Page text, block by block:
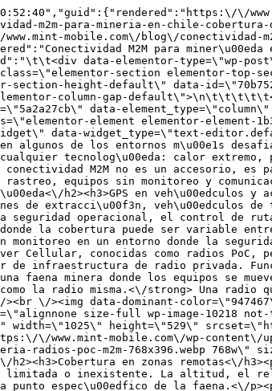
mobile.com\/wp-content\/uploads\/2026\/06\/mineria-radios-poc-m2m.webp 1025w, https:\/\/www.mint-mobile.com\/wp-content\/uploads\/2026\/06\/mineria-radios-poc-m2m-300x155.webp 300w, https:\/\/www.mint-mobile.com\/wp-content\/uploads\/2026\/06\/mineria-radios-poc-m2m-768x396.webp 768w\" sizes=\"(max-width: 1025px) 100vw, 1025px\" \/><\/p><h2>Los tres dolores de conectividad m\u00e1s frecuentes en miner\u00eda<\/h2><h3>Cobertura en zonas remotas<\/h3><p>Las faenas mineras del norte de Chile se ubican frecuentemente en zonas donde la cobertura de un solo operador es limitada o inexistente. La altitud, el relieve y la distancia de los centros urbanos hacen que distintos operadores tengan distintos niveles de cobertura en cada punto espec\u00edfico de la faena.<\/p><p>Una SIM atada a un solo operador queda expuesta a esos huecos de cobertura. <strong>Si el operador con el que trabaja no tiene se\u00f1al en esa zona, el dispositivo pierde conectividad aunque haya otra red disponible a pocos metros.<\/strong><\/p><h3>Resistencia f\u00edsica en entornos extremos<\/h3><p>Las condiciones de una faena minera son exigentes para cualquier componente electr\u00f3nico. El calor extremo del desierto, las vibraciones de la maquinaria pesada y la exposici\u00f3n al polvo pueden afectar la vida \u00fatil de una SIM convencional.<\/p><p>Hay casos donde SIMs de uso masivo instaladas en equipos que generan mucho calor, como maquinaria pesada o veh\u00edculos de extracci\u00f3n, se deterioran prematuramente por no estar dise\u00f1adas para soportar esas temperaturas. <strong>Una SIM de uso masivo no es lo mismo que una SIM con resistencia industrial.<\/strong><\/p><h3>Gesti\u00f3n de un parque distribuido<\/h3><p>Una operaci\u00f3n minera puede tener decenas o cientos de dispositivos distribuidos en distintos puntos de la faena. Gestionar ese parque de SIMs, activar nuevos dispositivos, diagnosticar fallas de conectividad y controlar el consumo, sin una plataforma de autogesti\u00f3n, se convierte en un proceso lento y dependiente del proveedor.<\/p><h2>C\u00f3mo lo resuelve Mint Mobile para miner\u00eda<\/h2><h3>SIMs multioperador sin steering para cobertura en zonas remotas<\/h3><p>Las SIMs multioperador de Mint Mobile se conectan a los 4 operadores disponibles en Chile sin steering, eligiendo autom\u00e1ticamente la red con mejor se\u00f1al disponible en cada punto. Para GPS en veh\u00edculos que recorren distintas zonas de la faena y para radios PoC